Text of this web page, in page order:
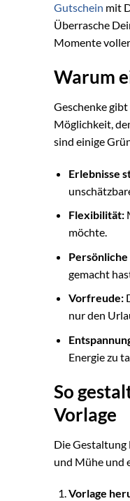
Gutschein mit
Überrasche
Momente
Warum
Geschenke
Möglichkeit,
sind einige
Erlebnisse
Flexibilität:
möchte.
gemacht
Vorfreude:
nur den
Energie zu
So
Vorlage
Die
und Mühe und
Vorlage